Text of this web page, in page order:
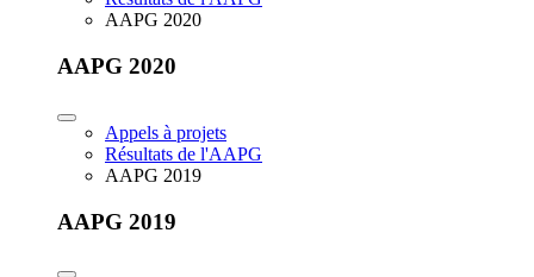
AAPG 2020
AAPG 2020
Appels à projets
Résultats de l'AAPG
AAPG 2019
AAPG 2019